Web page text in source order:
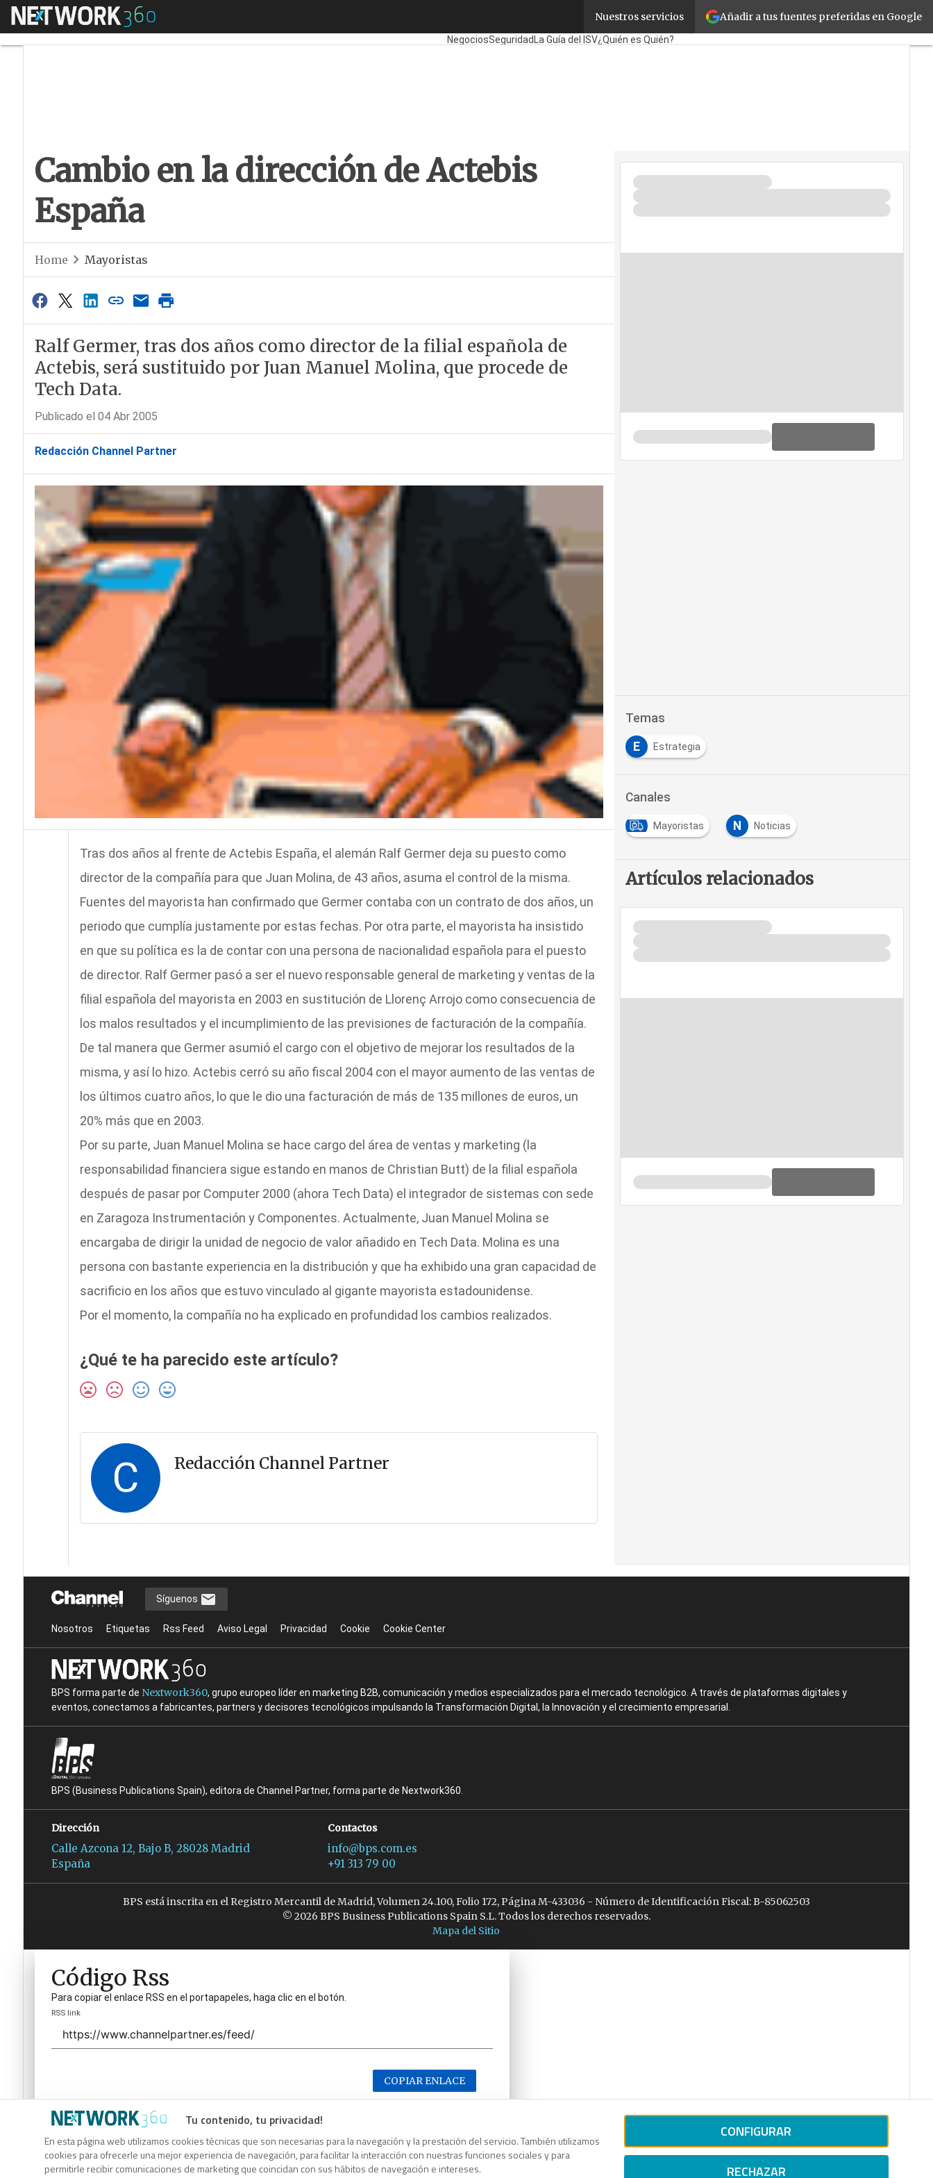
Añadir a tus fuentes preferidas en Google
Nuestros servicios
Menú TicPymesCorporateRetailCloud
Movilidad
NegociosSeguridad La Guía del ISV¿Quién es Quién?
Cambio en la dirección de Actebis
España
Home Mayoristas
Ralf Germer, tras dos años como director de la filial española de
Actebis, será sustituido por Juan Manuel Molina, que procede de
Tech Data.
Publicado el 04 Abr 2005
Redacción Channel Partner
Tras dos años al frente de Actebis España, el alemán Ralf Germer deja su puesto como
director de la compañía para que Juan Molina, de 43 años, asuma el control de la misma.
Fuentes del mayorista han confirmado que Germer contaba con un contrato de dos años, un
periodo que cumplía justamente por estas fechas. Por otra parte, el mayorista ha insistido
en que su política es la de contar con una persona de nacionalidad española para el puesto
de director. Ralf Germer pasó a ser el nuevo responsable general de marketing y ventas de la
filial española del mayorista en 2003 en sustitución de Llorenç Arrojo como consecuencia de
los malos resultados y el incumplimiento de las previsiones de facturación de la compañía.
De tal manera que Germer asumió el cargo con el objetivo de mejorar los resultados de la
misma, y así lo hizo. Actebis cerró su año fiscal 2004 con el mayor aumento de las ventas de
los últimos cuatro años, lo que le dio una facturación de más de 135 millones de euros, un
20% más que en 2003.
Por su parte, Juan Manuel Molina se hace cargo del área de ventas y marketing (la
responsabilidad financiera sigue estando en manos de Christian Butt) de la filial española
después de pasar por Computer 2000 (ahora Tech Data) el integrador de sistemas con sede
en Zaragoza Instrumentación y Componentes. Actualmente, Juan Manuel Molina se
encargaba de dirigir la unidad de negocio de valor añadido en Tech Data. Molina es una
persona con bastante experiencia en la distribución y que ha exhibido una gran capacidad de
sacrificio en los años que estuvo vinculado al gigante mayorista estadounidense.
Por el momento, la compañía no ha explicado en profundidad los cambios realizados.
¿Qué te ha parecido este artículo?
C Redacción Channel Partner
Temas
E Estrategia
Canales
Mayoristas N Noticias
Artículos relacionados
Tu contenido, tu privacidad!
En esta página web utilizamos cookies técnicas que son necesarias para la navegación y la prestación del servicio. También utilizamos
cookies para ofrecerle una mejor experiencia de navegación, para facilitar la interacción con nuestras funciones sociales y para
permitirle recibir comunicaciones de marketing que coincidan con sus hábitos de navegación e intereses.
CONFIGURAR
RECHAZAR
Síguenos
Nosotros Etiquetas Rss Feed Aviso Legal Privacidad Cookie Cookie Center
BPS forma parte de Nextwork360, grupo europeo líder en marketing B2B, comunicación y medios especializados para el mercado tecnológico. A través de plataformas digitales y
eventos, conectamos a fabricantes, partners y decisores tecnológicos impulsando la Transformación Digital, la Innovación y el crecimiento empresarial.
BPS (Business Publications Spain), editora de Channel Partner, forma parte de Nextwork360.
Dirección
Calle Azcona 12, Bajo B, 28028 Madrid
España
Contactos
info@bps.com.es
+91 313 79 00
BPS está inscrita en el Registro Mercantil de Madrid, Volumen 24.100, Folio 172, Página M-433036 - Número de Identificación Fiscal: B-85062503
© 2026 BPS Business Publications Spain S.L. Todos los derechos reservados.
Mapa del Sitio
Código Rss
Para copiar el enlace RSS en el portapapeles, haga clic en el botón.
RSS link
COPIAR ENLACE
Código Rss
Para copiar el enlace RSS en el portapapeles, haga clic en el botón.